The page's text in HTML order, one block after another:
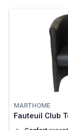
MARTHOME
Fauteuil Club